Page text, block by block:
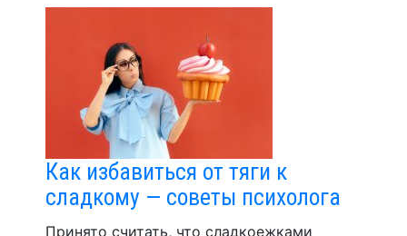
Как избавиться от тяги к
сладкому — советы психолога
Принято считать, что сладкоежками